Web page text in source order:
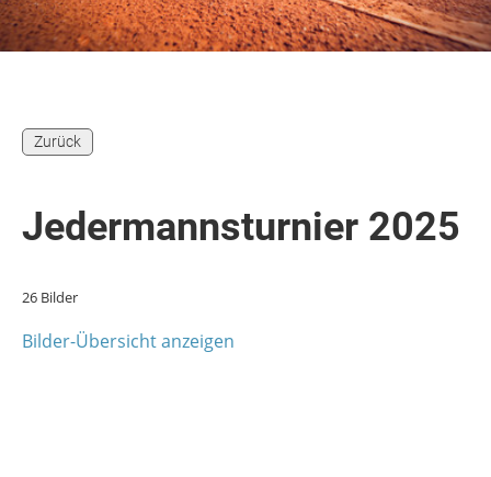
Zurück
Jedermannsturnier 2025
26 Bilder
Bilder-Übersicht anzeigen